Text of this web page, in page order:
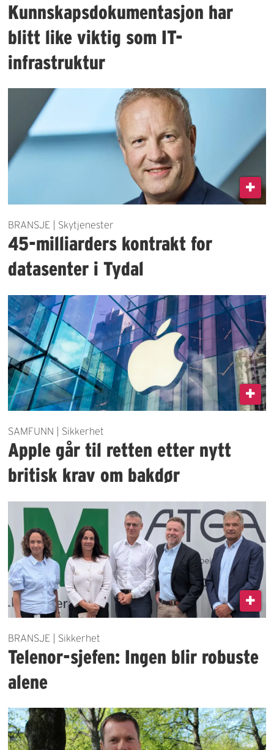
Kunnskapsdokumentasjon har
blitt like viktig som IT-
infrastruktur
BRANSJE | Skytjenester
45-milliarders kontrakt for
datasenter i Tydal
SAMFUNN | Sikkerhet
Apple går til retten etter nytt
britisk krav om bakdør
BRANSJE | Sikkerhet
Telenor-sjefen: Ingen blir robuste
alene